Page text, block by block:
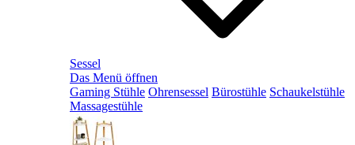
Sessel
Das Menü öffnen
Gaming Stühle Ohrensessel Bürostühle Schaukelstühle
Massagestühle